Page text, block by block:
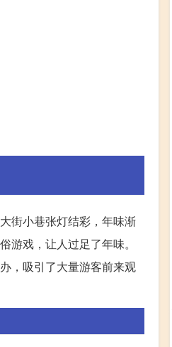
街小巷张灯结彩，年味渐
戏，让人过足了年味。
，吸引了大量游客前来观